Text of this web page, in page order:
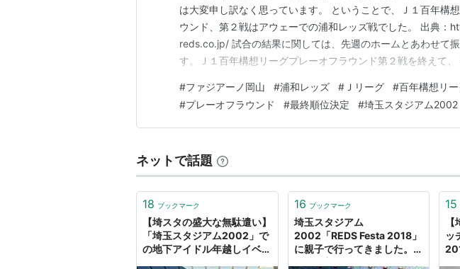
は大変申し訳なく思っています。 ということで、Ｊ１百年構
ウンド、第２戦はアウェーでの浦和レッズ戦でした。 出典
reds.co.jp/ 試合の結果に関しては、先週のホームとあわせて
す。Ｊ１百年構想リーグプレーオフラウンド第２戦を終えて
のシーズンに影響するものはありません。それでも、現状での
握するには良い大会であったと思…
#ファジアーノ岡山 #浦和レッズ # Ｊリーグ #百年構想リ
#プレーオフラウンド #最終順位決定 #埼玉スタジアム2002
ネットで話題
18 ブックマーク
【埼スタの盛大な無駄遣い】
「埼玉スタジアム2002」で
の地下アイドル年越しイベン
16 ブックマーク
埼玉スタジアム
2002「REDS Festa 2018」
に親子で行ってきました。
15
ッ